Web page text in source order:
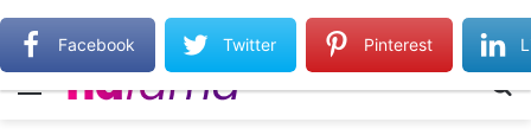
Gilberto Gil relembra Preta Gil e destaca força do legado deixado pela filha
Facebook Twitter Pinterest